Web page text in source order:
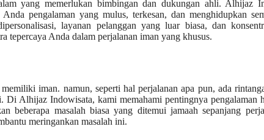
yang memerlukan bimbingan dan dukungan ahli. Alhijaz
pengalaman yang mulus, terkesan, dan menghidupkan
layanan pelanggan yang luar biasa, dan
tepercaya Anda dalam perjalanan iman yang khusus.
iman. namun, seperti hal perjalanan apa pun, ada
Di Alhijaz Indowisata, kami memahami pentingnya pengalaman
beberapa masalah biasa yang ditemui jamaah sepanjang
meringankan masalah ini.